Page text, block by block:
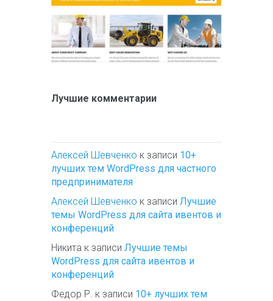
Лучшие комментарии
Алексей Шевченко к записи 10+
лучших тем WordPress для частного
предпринимателя
Алексей Шевченко к записи Лучшие
темы WordPress для сайта ивентов и
конференций
Никита к записи Лучшие темы
WordPress для сайта ивентов и
конференций
Федор Р. к записи 10+ лучших тем